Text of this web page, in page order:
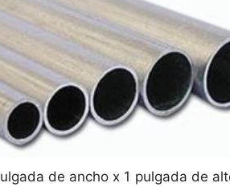
de ancho x 1 pulgada de